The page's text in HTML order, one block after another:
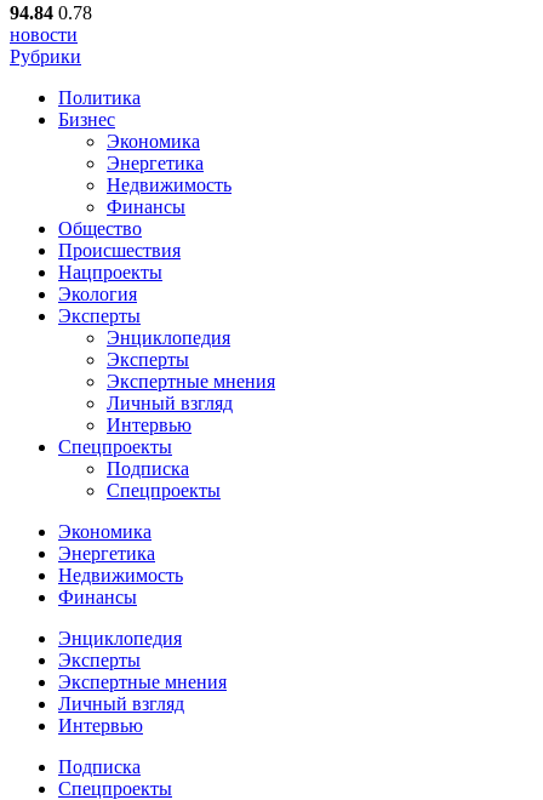
94.84 0.78
новости
Рубрики
Политика
Бизнес
Экономика
Энергетика
Недвижимость
Финансы
Общество
Происшествия
Нацпроекты
Экология
Эксперты
Энциклопедия
Эксперты
Экспертные мнения
Личный взгляд
Интервью
Спецпроекты
Подписка
Спецпроекты
Экономика
Энергетика
Недвижимость
Финансы
Энциклопедия
Эксперты
Экспертные мнения
Личный взгляд
Интервью
Подписка
Спецпроекты